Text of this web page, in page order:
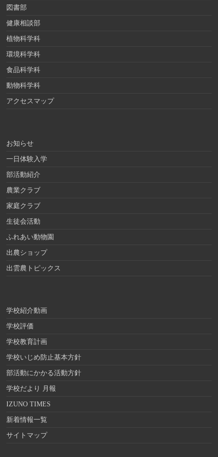
図書部
健康相談部
植物科学科
環境科学科
食品科学科
動物科学科
アクセスマップ
お知らせ
一日体験入学
部活動紹介
農業クラブ
家庭クラブ
生徒会活動
ふれあい動物園
出農ショップ
出雲農トピックス
学校紹介動画
学校評価
学校教育計画
学校いじめ防止基本方針
部活動にかかる活動方針
学校だより 月報
IZUNO TIMES
新着情報一覧
サイトマップ